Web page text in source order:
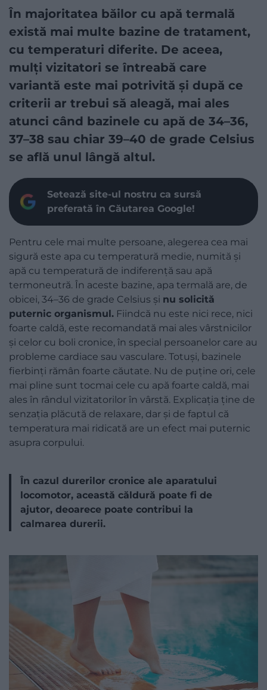
În majoritatea băilor cu apă termală
există mai multe bazine de tratament,
cu temperaturi diferite. De aceea,
mulți vizitatori se întreabă care
variantă este mai potrivită și după ce
criterii ar trebui să aleagă, mai ales
atunci când bazinele cu apă de 34–36,
37–38 sau chiar 39–40 de grade Celsius
se află unul lângă altul.
Setează site-ul nostru ca sursă
preferată în Căutarea Google!
Pentru cele mai multe persoane, alegerea cea mai
sigură este apa cu temperatură medie, numită și
apă cu temperatură de indiferență sau apă
termoneutră. În aceste bazine, apa termală are, de
obicei, 34–36 de grade Celsius și nu solicită
puternic organismul. Fiindcă nu este nici rece, nici
foarte caldă, este recomandată mai ales vârstnicilor
și celor cu boli cronice, în special persoanelor care au
probleme cardiace sau vasculare. Totuși, bazinele
fierbinți rămân foarte căutate. Nu de puține ori, cele
mai pline sunt tocmai cele cu apă foarte caldă, mai
ales în rândul vizitatorilor în vârstă. Explicația ține de
senzația plăcută de relaxare, dar și de faptul că
temperatura mai ridicată are un efect mai puternic
asupra corpului.
În cazul durerilor cronice ale aparatului
locomotor, această căldură poate fi de
ajutor, deoarece poate contribui la
calmarea durerii.